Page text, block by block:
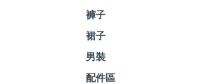
褲子
裙子
男裝
配件區